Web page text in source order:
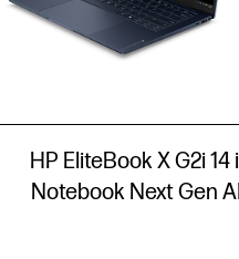
HP EliteBook X G2i 14
Notebook Next Gen